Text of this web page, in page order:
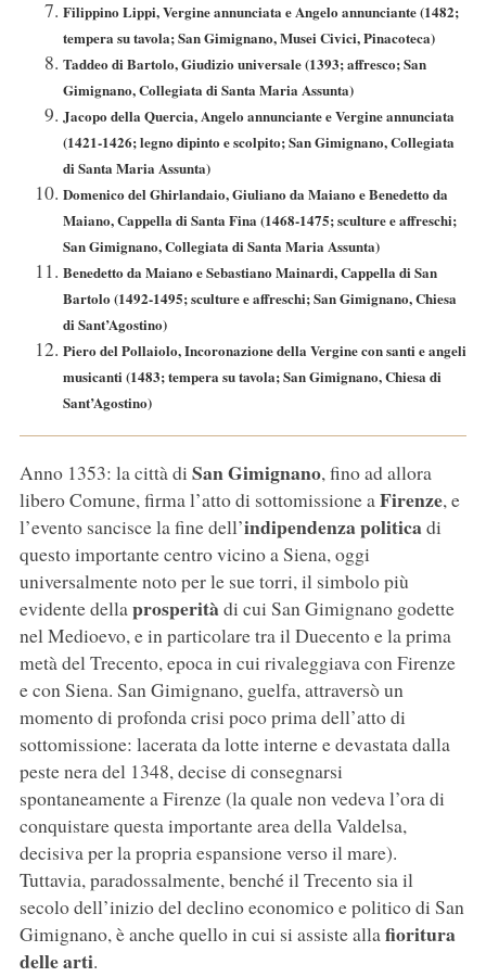
Filippino Lippi, Vergine annunciata e Angelo annunciante (1482;
tempera su tavola; San Gimignano, Musei Civici, Pinacoteca)
Taddeo di Bartolo, Giudizio universale (1393; affresco; San
Gimignano, Collegiata di Santa Maria Assunta)
Jacopo della Quercia, Angelo annunciante e Vergine annunciata
(1421-1426; legno dipinto e scolpito; San Gimignano, Collegiata
di Santa Maria Assunta)
Domenico del Ghirlandaio, Giuliano da Maiano e Benedetto da
Maiano, Cappella di Santa Fina (1468-1475; sculture e affreschi;
San Gimignano, Collegiata di Santa Maria Assunta)
Benedetto da Maiano e Sebastiano Mainardi, Cappella di San
Bartolo (1492-1495; sculture e affreschi; San Gimignano, Chiesa
di Sant’Agostino)
Piero del Pollaiolo, Incoronazione della Vergine con santi e angeli
musicanti (1483; tempera su tavola; San Gimignano, Chiesa di
Sant’Agostino)
Anno 1353: la città di San Gimignano, fino ad allora
libero Comune, firma l’atto di sottomissione aFirenze, e
l’evento sancisce la fine dell’indipendenza politicadi
questo importante centro vicino a Siena, oggi
universalmente noto per le sue torri, il simbolo più
evidente dellaprosperitàdi cui San Gimignano godette
nel Medioevo, e in particolare tra il Duecento e la prima
metà del Trecento, epoca in cui rivaleggiava con Firenze
e con Siena. San Gimignano, guelfa, attraversò un
momento di profonda crisi poco prima dell’atto di
sottomissione: lacerata da lotte interne e devastata dalla
peste nera del 1348, decise di consegnarsi
spontaneamente a Firenze (la quale non vedeva l’ora di
conquistare questa importante area della Valdelsa,
decisiva per la propria espansione verso il mare).
Tuttavia, paradossalmente, benché il Trecento sia il
secolo dell’inizio del declino economico e politico di San
Gimignano, è anche quello in cui si assiste allafioritura
delle arti.